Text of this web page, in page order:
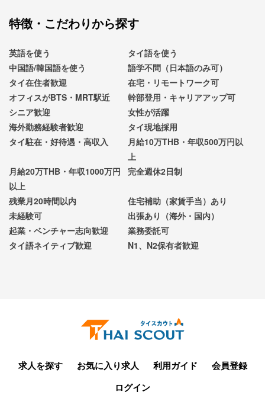
特徴・こだわりから探す
英語を使う
タイ語を使う
中国語/韓国語を使う
語学不問（日本語のみ可）
タイ在住者歓迎
在宅・リモートワーク可
オフィスがBTS・MRT駅近
幹部登用・キャリアアップ可
シニア歓迎
女性が活躍
海外勤務経験者歓迎
タイ現地採用
タイ駐在・好待遇・高収入
月給10万THB・年収500万円以
上
月給20万THB・年収1000万円
以上
完全週休2日制
残業月20時間以内
住宅補助（家賃手当）あり
未経験可
出張あり（海外・国内）
起業・ベンチャー志向歓迎
業務委託可
タイ語ネイティブ歓迎
N1、N2保有者歓迎
求人を探す お気に入り求人 利用ガイド
会員登録
ログイン